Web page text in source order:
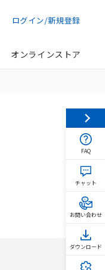
ログイン/新規登録
オンラインストア
FAQ
チャット
お問い合わせ
ダウンロード